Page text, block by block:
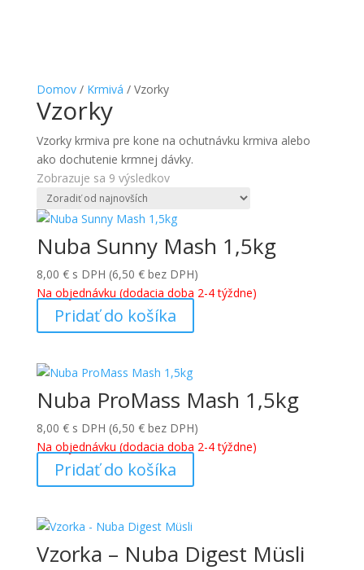
Domov/ Krmivá / Vzorky
Vzorky
Vzorky krmiva pre kone na ochutnávku krmiva alebo
ako dochutenie krmnej dávky.
Zobrazuje sa 9 výsledkovZoradené
najnovších
Nuba Sunny Mash 1,5kg
8,00 € s DPH (6,50 €bez DPH)
Na objednávku (dodacia doba 2-4 týždne)
Pridať do košíka
Nuba ProMass Mash 1,5kg
8,00 € s DPH (6,50 €bez DPH)
Na objednávku (dodacia doba 2-4 týždne)
Pridať do košíka
Vzorka – Nuba Digest Müsli